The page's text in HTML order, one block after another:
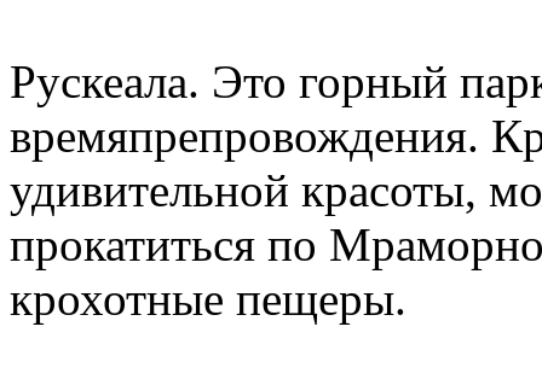
Рускеала. Это горный
времяпрепровождения.
удивительной красоты,
прокатиться по
крохотные пещеры.